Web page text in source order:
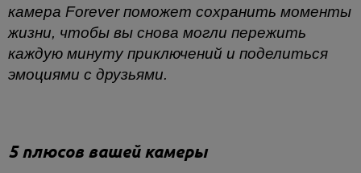
камера Forever поможет сохранить моменты
жизни, чтобы вы снова могли пережить
каждую минуту приключений и поделиться
эмоциями с друзьями.
5 плюсов вашей камеры